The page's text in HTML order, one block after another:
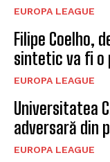
EUROPA LEAGUE
Filipe Coelho,
sintetic va fi o
EUROPA LEAGUE
Universitatea
adversară din
EUROPA LEAGUE